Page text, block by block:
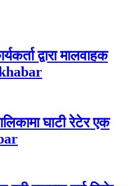
द्वारा मालवाहक
घाटी रेटेर एक